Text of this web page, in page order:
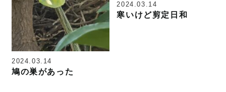
2024.03.14
鳩の巣があった
2024.03.14
寒いけど剪定日和